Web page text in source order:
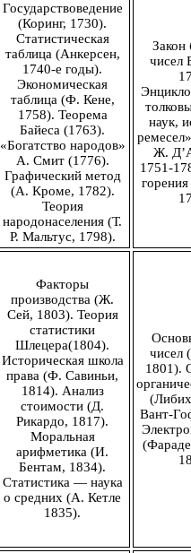
Государствоведение
(Коринг, 1730).
Статистическая
таблица (Анкерсен,
1740-е годы).
Экономическая
таблица (Ф. Кене,
1758). Теорема
Байеса (1763).
«Богатство народов»
А. Смит (1776).
Графический метод
(А. Кроме, 1782).
Теория
народонаселения (Т.
Р. Мальтус, 1798).
Закон
чисел
наук,
Ж.
1751-
Факторы
производства (Ж.
Сей, 1803). Теория
статистики
Шлецера(1804).
Историческая школа
права (Ф. Савиньи,
1814). Анализ
стоимости (Д.
Рикардо, 1817).
Моральная
арифметика (И.
Бентам, 1834).
Статистика — наука
о средних (А. Кетле
1835).
чисел
1801).
Вант-